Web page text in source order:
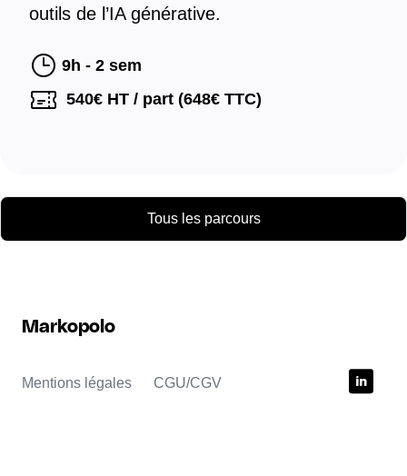
outils de l’IA générative.
9h - 2 sem
540€ HT / part (648€ TTC)
Tous les parcours
Markopolo
Mentions légales CGU/CGV